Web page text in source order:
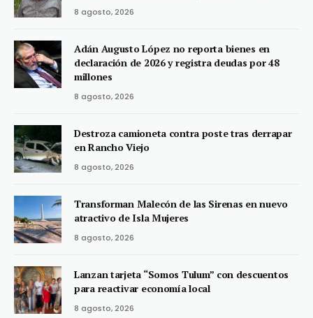
8 agosto, 2026
Adán Augusto López no reporta bienes en
declaración de 2026 y registra deudas por 48
millones
8 agosto, 2026
Destroza camioneta contra poste tras derrapar
en Rancho Viejo
8 agosto, 2026
Transforman Malecón de las Sirenas en nuevo
atractivo de Isla Mujeres
8 agosto, 2026
Lanzan tarjeta “Somos Tulum” con descuentos
para reactivar economía local
8 agosto, 2026